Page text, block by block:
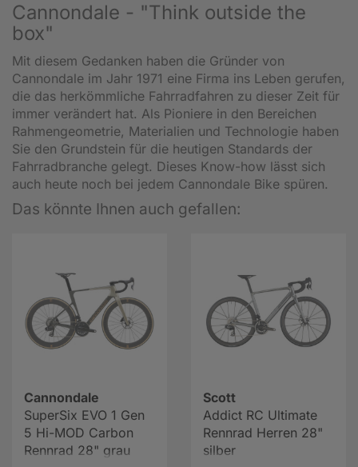
Cannondale - "Think outside the
box"
Mit diesem Gedanken haben die Gründer von
Cannondale im Jahr 1971 eine Firma ins Leben gerufen,
die das herkömmliche Fahrradfahren zu dieser Zeit für
immer verändert hat. Als Pioniere in den Bereichen
Rahmengeometrie, Materialien und Technologie haben
Sie den Grundstein für die heutigen Standards der
Fahrradbranche gelegt. Dieses Know-how lässt sich
auch heute noch bei jedem Cannondale Bike spüren.
Das könnte Ihnen auch gefallen:
Cannondale
SuperSix EVO 1 Gen
5 Hi-MOD Carbon
Rennrad 28" grau
Scott
Addict RC Ultimate
Rennrad Herren 28"
silber